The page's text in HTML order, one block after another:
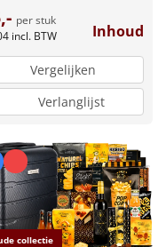
per stuk
incl. BTW Inhoud
Vergelijken
Verlanglijst
collectie